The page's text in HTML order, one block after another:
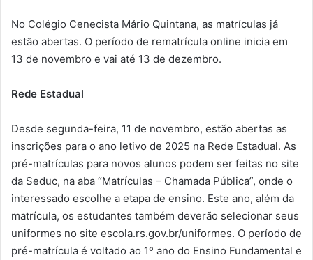
No Colégio Cenecista Mário Quintana, as matrículas já
estão abertas. O período de rematrícula online inicia em
13 de novembro e vai até 13 de dezembro.
Rede Estadual
Desde segunda-feira, 11 de novembro, estão abertas as
inscrições para o ano letivo de 2025 na Rede Estadual. As
pré-matrículas para novos alunos podem ser feitas no site
da Seduc, na aba “Matrículas – Chamada Pública”, onde o
interessado escolhe a etapa de ensino. Este ano, além da
matrícula, os estudantes também deverão selecionar seus
uniformes no site escola.rs.gov.br/uniformes. O período de
pré-matrícula é voltado ao 1º ano do Ensino Fundamental e